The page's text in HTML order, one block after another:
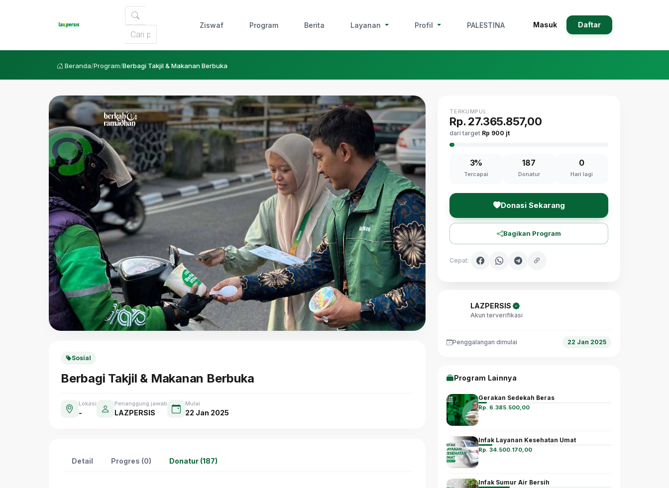
Ziswaf Program Berita Layanan Profil PALESTINA Masuk Daftar
Beranda/Program/Berbagi Takjil & Makanan Berbuka
Sosial
Berbagi Takjil & Makanan Berbuka
Lokasi
-
Penanggung jawab
LAZPERSIS
Mulai
22 Jan 2025
Detail Progres (0) Donatur (187)
TERKUMPUL
Rp. 27.365.857,00
dari target Rp 900 jt
3%
Tercapai
187
Donatur
0
Hari lagi
Donasi Sekarang
Bagikan Program
Cepat:
LAZPERSIS
Akun terverifikasi
Penggalangan dimulai 22 Jan 2025
Program Lainnya
Gerakan Sedekah Beras
Rp. 6.385.500,00
Infak Layanan Kesehatan Umat
Rp. 34.500.170,00
Infak Sumur Air Bersih